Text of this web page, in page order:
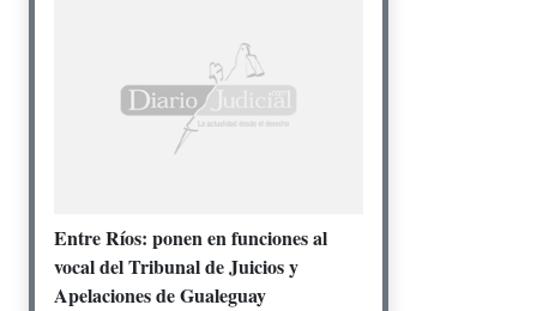
Entre Ríos: ponen en funciones al
vocal del Tribunal de Juicios y
Apelaciones de Gualeguay